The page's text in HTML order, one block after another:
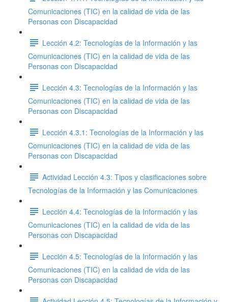
Comunicaciones (TIC) en la calidad de vida de las
Personas con Discapacidad
Lección 4.2: Tecnologías de la Información y las
Comunicaciones (TIC) en la calidad de vida de las
Personas con Discapacidad
Lección 4.3: Tecnologías de la Información y las
Comunicaciones (TIC) en la calidad de vida de las
Personas con Discapacidad
Lección 4.3.1: Tecnologías de la Información y las
Comunicaciones (TIC) en la calidad de vida de las
Personas con Discapacidad
Actividad Lección 4.3: Tipos y clasificaciones sobre
Tecnologías de la Información y las Comunicaciones
Lección 4.4: Tecnologías de la Información y las
Comunicaciones (TIC) en la calidad de vida de las
Personas con Discapacidad
Lección 4.5: Tecnologías de la Información y las
Comunicaciones (TIC) en la calidad de vida de las
Personas con Discapacidad